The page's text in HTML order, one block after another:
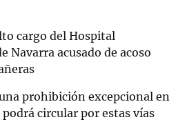
cargo del Hospital
Navarra acusado de acoso
prohibición excepcional en
circular por estas vías